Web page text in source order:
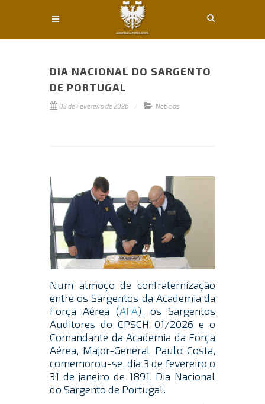
DIA NACIONAL DO SARGENTO
DE PORTUGAL
03 de Fevereiro de 2026 Notícias
Num almoço de confraternização
entre os Sargentos da Academia da
Força Aérea (AFA), os Sargentos
Auditores do CPSCH 01/2026 e o
Comandante da Academia da Força
Aérea, Major-General Paulo Costa,
comemorou-se, dia 3 de fevereiro o
31 de janeiro de 1891, Dia Nacional
do Sargento de Portugal.